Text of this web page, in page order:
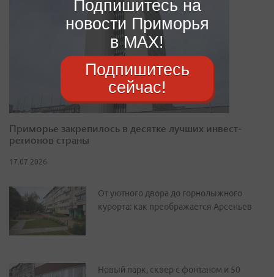
Приморье закрепилось в десятке лучших инвест-
регионов страны
17.07.2026
От уютного двора до горнолыжного
курорта: как преображается Арсеньев
Новый парк, сквер с фонтаном и 50
Подпишитесь на
новости Приморья
в MAX!
Подпишитесь
сейчас!